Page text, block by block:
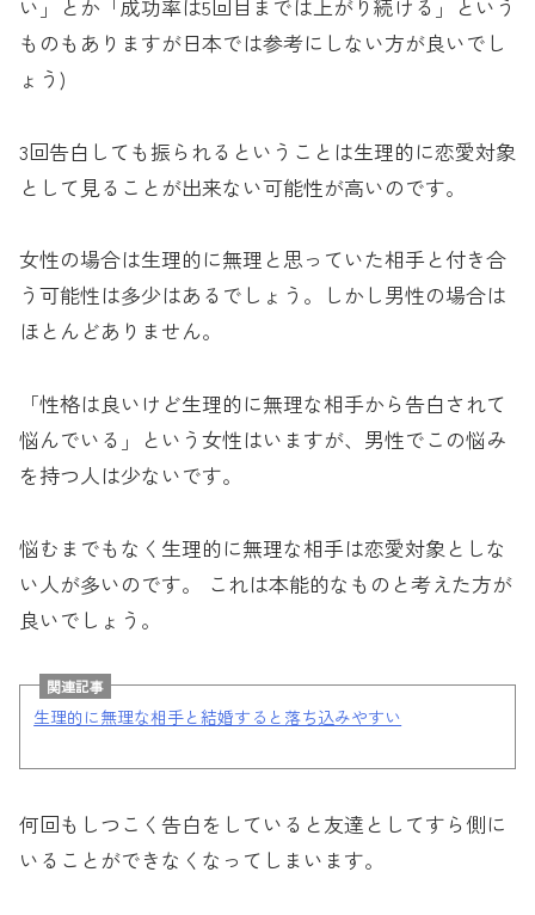
い」とか「成功率は5回目までは上がり続ける」という
ものもありますが日本では参考にしない方が良いでし
ょう)
3回告白しても振られるということは生理的に恋愛対象
として見ることが出来ない可能性が高いのです。
女性の場合は生理的に無理と思っていた相手と付き合
う可能性は多少はあるでしょう。しかし男性の場合は
ほとんどありません。
「性格は良いけど生理的に無理な相手から告白されて
悩んでいる」という女性はいますが、男性でこの悩み
を持つ人は少ないです。
悩むまでもなく生理的に無理な相手は恋愛対象としな
い人が多いのです。 これは本能的なものと考えた方が
良いでしょう。
関連記事
生理的に無理な相手と結婚すると落ち込みやすい
何回もしつこく告白をしていると友達としてすら側に
いることができなくなってしまいます。